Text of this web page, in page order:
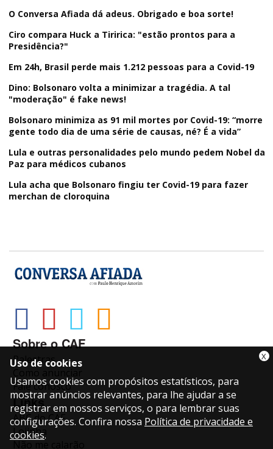
O Conversa Afiada dá adeus. Obrigado e boa sorte!
Ciro compara Huck a Tiririca: "estão prontos para a
Presidência?"
Em 24h, Brasil perde mais 1.212 pessoas para a Covid-19
Dino: Bolsonaro volta a minimizar a tragédia. A tal
"moderação" é fake news!
Bolsonaro minimiza as 91 mil mortes por Covid-19: “morre
gente todo dia de uma série de causas, né? É a vida”
Lula e outras personalidades pelo mundo pedem Nobel da
Paz para médicos cubanos
Lula acha que Bolsonaro fingiu ter Covid-19 para fazer
merchan de cloroquina
Sobre o CAF
Palestras
Fale conosco
Links
ABC do CAF
Lojinha
X
Uso de cookies
Usamos cookies com propósitos estatísticos, para
mostrar anúncios relevantes, para lhe ajudar a se
registrar em nossos serviços, o para lembrar suas
configurações. Confira nossa Política de privacidade e
cookies.